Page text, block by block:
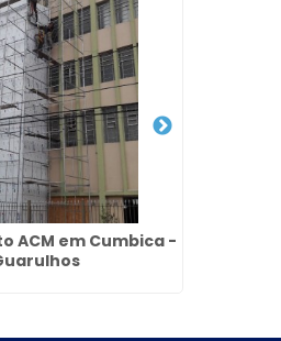
ACM em Cumbica -